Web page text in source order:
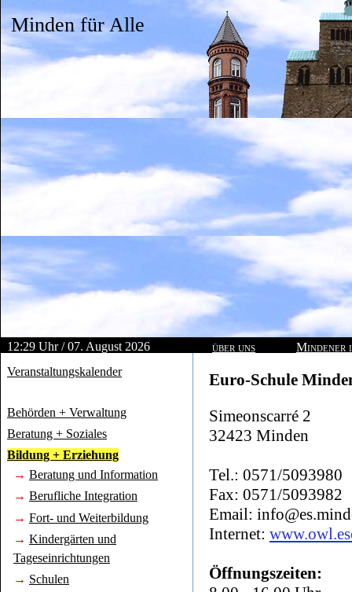
Minden für Alle
12:29 Uhr / 07. August 2026 über uns
Mindener
Veranstaltungskalender
Behörden + Verwaltung
Beratung + Soziales
Bildung + Erziehung
→ Beratung und Information
→ Berufliche Integration
→ Fort- und Weiterbildung
→ Kindergärten und
Tageseinrichtungen
→ Schulen
Euro-Schule
Simeonscarré 2
32423 Minden
Tel.: 0571/5093980
Fax: 0571/5093982
Email:
Internet:
Öffnungszeiten: